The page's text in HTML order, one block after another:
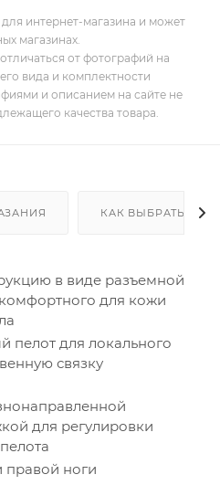
интернет-магазина и может
магазинах.
от фотографий на
вида и комплектности
и описанием на сайте не
качества товара.
КАК ВЫБРАТЬ
в виде разъемной
для кожи
пелот для локального
связку
для регулировки
правой ноги